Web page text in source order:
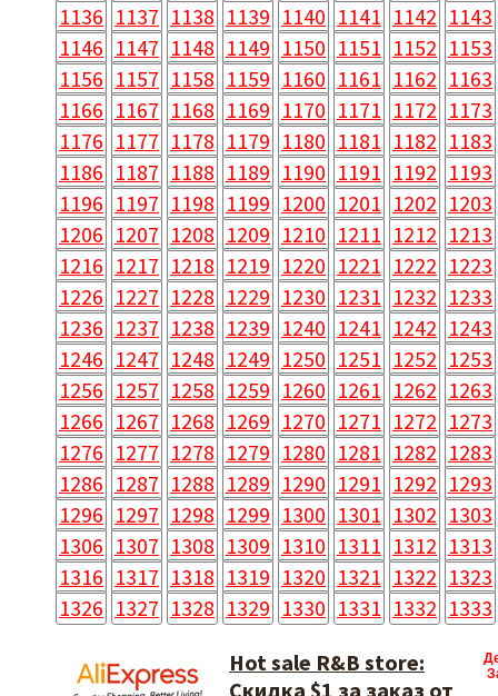
1136 1137 1138 1139 1140 1141 1142 1143
1146 1147 1148 1149 1150 1151 1152 1153
1156 1157 1158 1159 1160 1161 1162 1163
1166 1167 1168 1169 1170 1171 1172 1173
1176 1177 1178 1179 1180 1181 1182 1183
1186 1187 1188 1189 1190 1191 1192 1193
1196 1197 1198 1199 1200 1201 1202 1203
1206 1207 1208 1209 1210 1211 1212 1213
1216 1217 1218 1219 1220 1221 1222 1223
1226 1227 1228 1229 1230 1231 1232 1233
1236 1237 1238 1239 1240 1241 1242 1243
1246 1247 1248 1249 1250 1251 1252 1253
1256 1257 1258 1259 1260 1261 1262 1263
1266 1267 1268 1269 1270 1271 1272 1273
1276 1277 1278 1279 1280 1281 1282 1283
1286 1287 1288 1289 1290 1291 1292 1293
1296 1297 1298 1299 1300 1301 1302 1303
1306 1307 1308 1309 1310 1311 1312 1313
1316 1317 1318 1319 1320 1321 1322 1323
1326 1327 1328 1329 1330 1331 1332 1333
Hot sale R&B store:
Скидка $1 за заказ от